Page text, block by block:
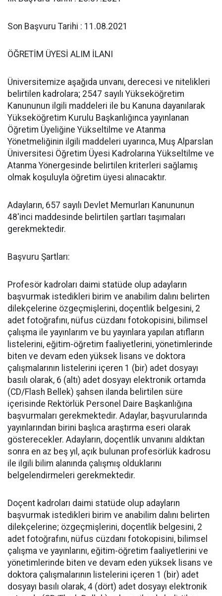
Son Başvuru Tarihi : 11.08.2021
ÖĞRETİM ÜYESİ ALIM İLANI
Üniversitemize aşağıda unvanı, derecesi ve nitelikleri
belirtilen kadrolara; 2547 sayılı Yükseköğretim
Kanununun ilgili maddeleri ile bu Kanuna dayanılarak
Yükseköğretim Kurulu Başkanlığınca yayınlanan
Öğretim Üyeliğine Yükseltilme ve Atanma
Yönetmeliğinin ilgili maddeleri uyarınca, Muş Alparslan
Üniversitesi Öğretim Üyesi Kadrolarına Yükseltilme ve
Atanma Yönergesinde belirtilen kriterleri sağlamış
olmak koşuluyla öğretim üyesi alınacaktır.
Adayların, 657 sayılı Devlet Memurları Kanununun
48'inci maddesinde belirtilen şartları taşımaları
gerekmektedir.
Başvuru Şartları:
Profesör kadroları daimi statüde olup adayların
başvurmak istedikleri birim ve anabilim dalını belirten
dilekçelerine özgeçmişlerini, doçentlik belgesini, 2
adet fotoğrafını, nüfus cüzdanı fotokopisini, bilimsel
çalışma ile yayınlarım ve bu yayınlara yapılan atıfların
listelerini, eğitim-öğretim faaliyetlerini, yönetimlerinde
biten ve devam eden yüksek lisans ve doktora
çalışmalarının listelerini içeren 1 (bir) adet dosyayı
basılı olarak, 6 (altı) adet dosyayı elektronik ortamda
(CD/Flash Bellek) şahsen ilanda belirtilen süre
içerisinde Rektörlük Personel Daire Başkanlığına
başvurmaları gerekmektedir. Adaylar, başvurularında
yayınlarından birini başlıca araştırma eseri olarak
gösterecekler. Adayların, doçentlik unvanını aldıktan
sonra en az beş yıl, açık bulunan profesörlük kadrosu
ile ilgili bilim alanında çalışmış olduklarını
belgelendirmeleri gerekmektedir.
Doçent kadroları daimi statüde olup adayların
başvurmak istedikleri birim ve anabilim dalını belirten
dilekçelerine; özgeçmişlerini, doçentlik belgesini, 2
adet fotoğrafını, nüfus cüzdanı fotokopisini, bilimsel
çalışma ve yayınlarını, eğitim-öğretim faaliyetlerini ve
yönetimlerinde biten ve devam eden yüksek lisans ve
doktora çalışmalarının listelerini içeren 1 (bir) adet
dosyayı basılı olarak, 4 (dört) adet dosyayı elektronik